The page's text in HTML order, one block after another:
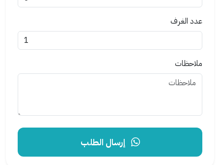
عدد الغرف
ملاحظات
إرسال الطلب